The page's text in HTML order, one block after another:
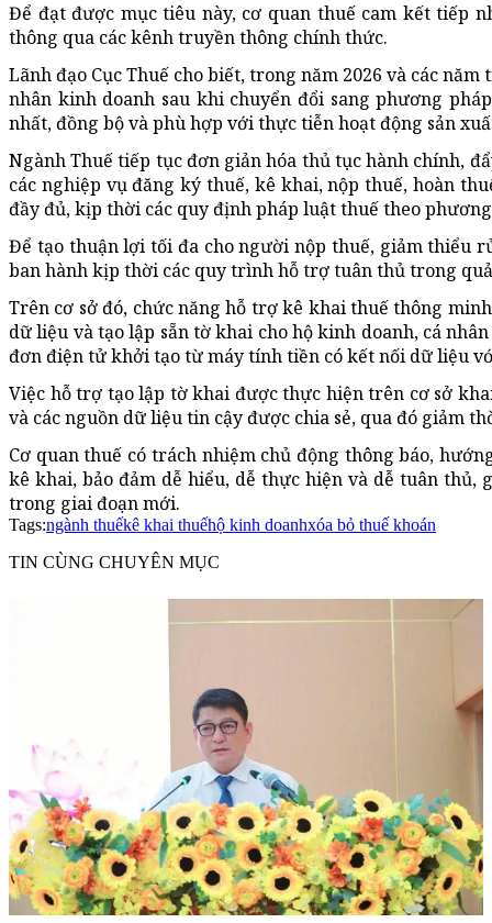
Để đạt được mục tiêu này, cơ quan thuế cam kết tiếp
thông qua các kênh truyền thông chính thức.
Lãnh đạo Cục Thuế cho biết, trong năm 2026 và các
nhân kinh doanh sau khi chuyển đổi sang phương
nhất, đồng bộ và phù hợp với thực tiễn hoạt động sản
Ngành Thuế tiếp tục đơn giản hóa thủ tục hành chính,
các nghiệp vụ đăng ký thuế, kê khai, nộp thuế, hoàn
đầy đủ, kịp thời các quy định pháp luật thuế theo
Để tạo thuận lợi tối đa cho người nộp thuế, giảm thiểu
ban hành kịp thời các quy trình hỗ trợ tuân thủ trong
Trên cơ sở đó, chức năng hỗ trợ kê khai thuế thông
dữ liệu và tạo lập sẵn tờ khai cho hộ kinh doanh, cá
đơn điện tử khởi tạo từ máy tính tiền có kết nối dữ liệu
Việc hỗ trợ tạo lập tờ khai được thực hiện trên cơ sở
và các nguồn dữ liệu tin cậy được chia sẻ, qua đó giảm
Cơ quan thuế có trách nhiệm chủ động thông báo,
kê khai, bảo đảm dễ hiểu, dễ thực hiện và dễ tuân
trong giai đoạn mới.
Tags:ngành thuếkê khai thuếhộ kinh doanhxóa bỏ thuế khoán
TIN CÙNG CHUYÊN MỤC